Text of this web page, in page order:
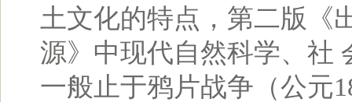
土文化的特点，第二版《
源》中现代自然科学、社
一般止于鸦片战争（公元